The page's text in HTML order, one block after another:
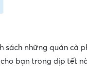
sách những quán cà
bạn trong dịp tết